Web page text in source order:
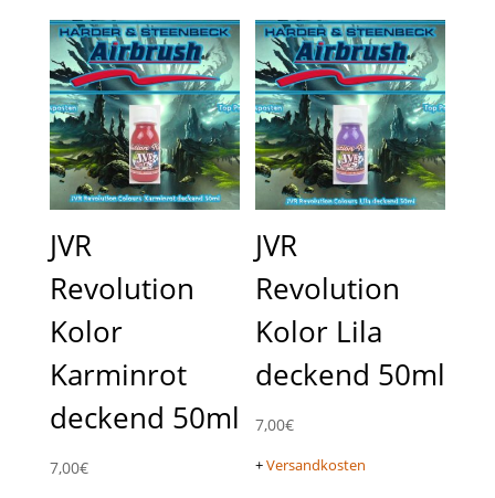
JVR
Revolution
Kolor
Karminrot
deckend 50ml
7,00€
JVR
Revolution
Kolor Lila
deckend 50ml
7,00€
+Versandkosten